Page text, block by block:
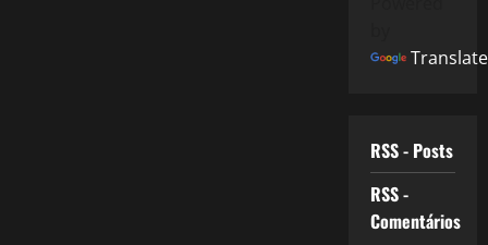
Translate
RSS - Posts
RSS -
Comentários